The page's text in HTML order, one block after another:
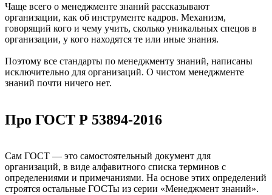
Чаще всего о менеджменте знаний рассказывают
организации, как об инструменте кадров. Механизм,
говорящий кого и чему учить, сколько уникальных спецов в
организации, у кого находятся те или иные знания.
Поэтому все стандарты по менеджменту знаний, написаны
исключительно для организаций. О чистом менеджменте
знаний почти ничего нет.
Про ГОСТ Р 53894-2016
Сам ГОСТ — это самостоятельный документ для
организаций, в виде алфавитного списка терминов с
определениями и примечаниями. На основе этих определений
строятся остальные ГОСТы из серии «Менеджмент знаний».